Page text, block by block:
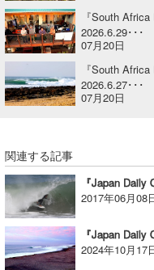
『South Africa
2026.6.29･･･
07月20日
『South Africa
2026.6.27･･･
07月20日
関連する記事
2017年06月08
2024年10月17
mitz
OYZ
S.K
VAGY
waka☆=
YUKI☆
たっちー